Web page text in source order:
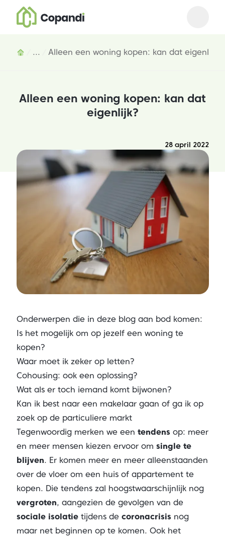
... Alleen een woning kopen: kan dat eigenlijk?
Alleen een woning kopen: kan dat
eigenlijk?
28 april 2022
Onderwerpen die in deze blog aan bod komen:
Is het mogelijk om op jezelf een woning te
kopen?
Waar moet ik zeker op letten?
Cohousing: ook een oplossing?
Wat als er toch iemand komt bijwonen?
Kan ik best naar een makelaar gaan of ga ik op
zoek op de particuliere markt
Tegenwoordig merken we een tendensop: meer
en meer mensen kiezen ervoor om single te
blijven. Er komen meer en meer alleenstaanden
over de vloer om een huis of appartement te
kopen. Die tendens zal hoogstwaarschijnlijk nog
vergroten, aangezien de gevolgen van de
sociale isolatietijdens de coronacrisisnog
maar net beginnen op te komen. Ook het